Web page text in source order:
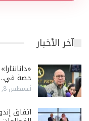
آخر الأخبار
حصة
أغسطس 8, 2026
اتفاق